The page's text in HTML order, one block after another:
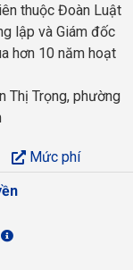
thuộc Đoàn Luật
lập và Giám đốc
hơn 10 năm hoạt
Thị Trọng, phường
Mức phí